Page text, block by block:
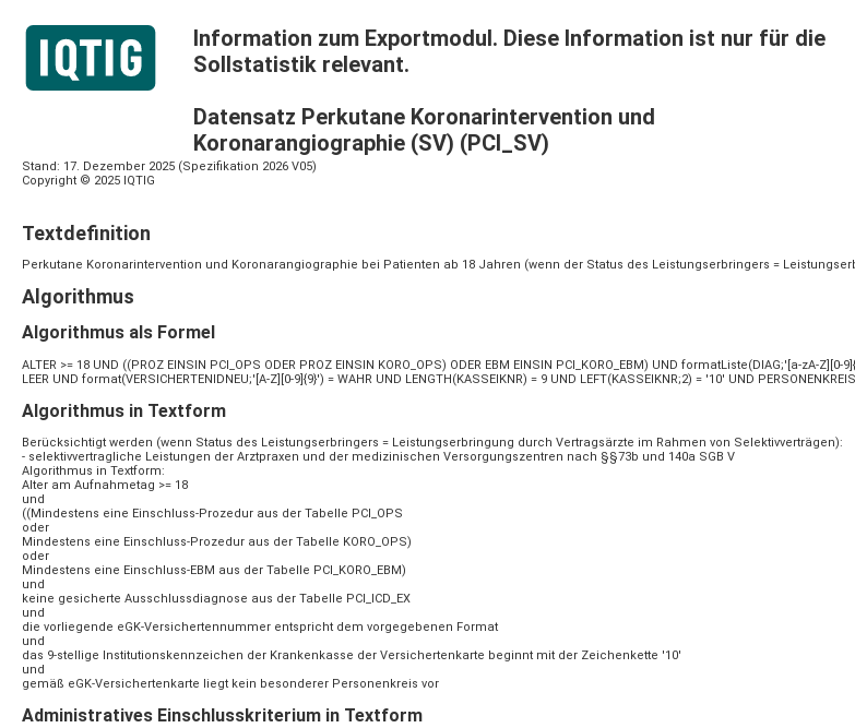
Information zum Exportmodul. Diese Information ist nur für die
Sollstatistik relevant.
Datensatz Perkutane Koronarintervention und
Koronarangiographie (SV) (PCI_SV)
Stand: 17. Dezember 2025 (Spezifikation 2026 V05)
Copyright © 2025 IQTIG
Textdefinition
Perkutane Koronarintervention und Koronarangiographie bei Patienten ab 18 Jahren (wenn der Status des Leistungserbringers =
Algorithmus
Algorithmus als Formel
ALTER >= 18 UND ((PROZ EINSIN PCI_OPS ODER PROZ EINSIN KORO_OPS) ODER EBM EINSIN PCI_KORO_EBM) UND formatListe(DIAG;'[a-zA-
LEER UND format(VERSICHERTENIDNEU;'[A-Z][0-9]{9}') = WAHR UND LENGTH(KASSEIKNR) = 9 UND LEFT(KASSEIKNR;2) = '10' UND
Algorithmus in Textform
Berücksichtigt werden (wenn Status des Leistungserbringers = Leistungserbringung durch Vertragsärzte im Rahmen von Selektivverträgen):
- selektivvertragliche Leistungen der Arztpraxen und der medizinischen Versorgungszentren nach §§73b und 140a SGB V
Algorithmus in Textform:
Alter am Aufnahmetag >= 18
und
((Mindestens eine Einschluss-Prozedur aus der Tabelle PCI_OPS
oder
Mindestens eine Einschluss-Prozedur aus der Tabelle KORO_OPS)
oder
Mindestens eine Einschluss-EBM aus der Tabelle PCI_KORO_EBM)
und
keine gesicherte Ausschlussdiagnose aus der Tabelle PCI_ICD_EX
und
die vorliegende eGK-Versichertennummer entspricht dem vorgegebenen Format
und
das 9-stellige Institutionskennzeichen der Krankenkasse der Versichertenkarte beginnt mit der Zeichenkette '10'
und
gemäß eGK-Versichertenkarte liegt kein besonderer Personenkreis vor
Administratives Einschlusskriterium in Textform